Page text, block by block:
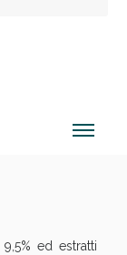
ed estratti